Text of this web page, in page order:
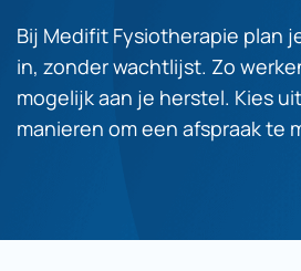
Bij Medifit Fysiotherapie plan
in, zonder wachtlijst. Zo
mogelijk aan je herstel. Kies
manieren om een afspraak te